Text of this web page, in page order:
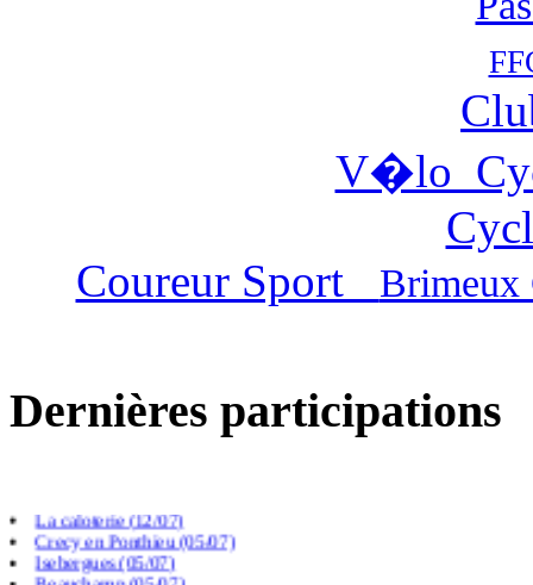
V�lo
Coureur Sport
Brimeux
Dernières participations
Crecy en Ponthieu (05/07)
Isebergues (05/07)
Beauchamp (05/07)